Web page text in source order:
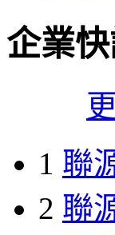
企業
1 聯
2 聯